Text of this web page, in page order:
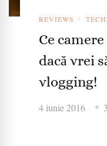
REVIEWS
Ce
dacă vrei
vlogging!
4 iunie 2016